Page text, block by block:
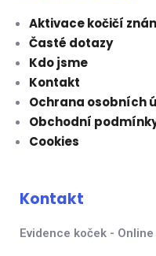
Aktivace kočičí
Časté dotazy
Kdo jsme
Kontakt
Ochrana osobních
Obchodní
Cookies
Kontakt
Evidence koček -